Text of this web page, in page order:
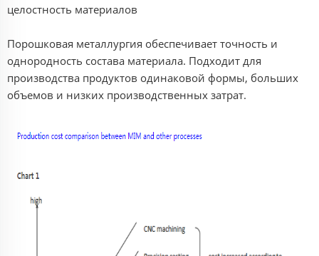
целостность материалов
Порошковая металлургия обеспечивает точность и
однородность состава материала. Подходит для
производства продуктов одинаковой формы, больших
объемов и низких производственных затрат.